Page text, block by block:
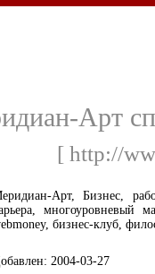
Арт
[ http://
Арт, Бизнес,
многоуровневый
бизнес-клуб,
2004-03-27